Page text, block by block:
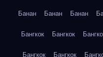
Банан Банан Банан
Бангкок Бангкок
Бангкок Бангкок